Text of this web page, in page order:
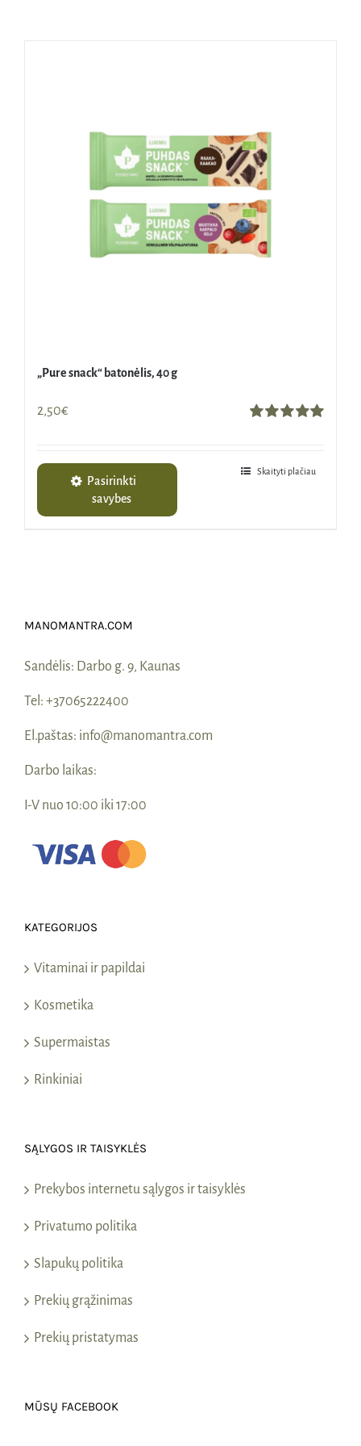
„Pure snack“ batonėlis, 40 g
2,50€
Pasirinkti
savybes
Skaityti plačiau
MANOMANTRA.COM
Sandėlis: Darbo g. 9, Kaunas
Tel: +37065222400
El.paštas: info@manomantra.com
Darbo laikas:
I-V nuo 10:00 iki 17:00
KATEGORIJOS
Vitaminai ir papildai
Kosmetika
Supermaistas
Rinkiniai
SĄLYGOS IR TAISYKLĖS
Prekybos internetu sąlygos ir taisyklės
Privatumo politika
Slapukų politika
Prekių grąžinimas
Prekių pristatymas
MŪSŲ FACEBOOK